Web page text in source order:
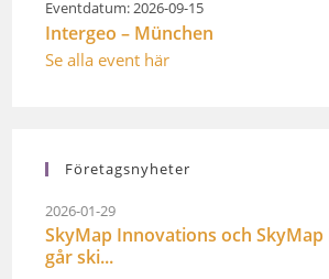
Eventdatum: 2026-09-15
Intergeo – München
Se alla event här
Företagsnyheter
2026-01-29
SkyMap Innovations och
går ski...